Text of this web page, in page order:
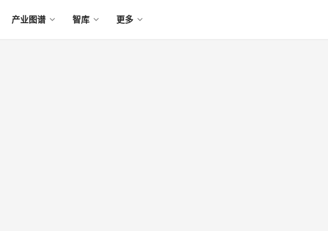
产业图谱 智库
更多